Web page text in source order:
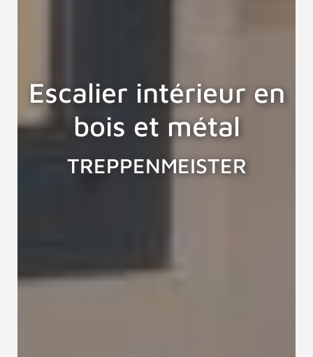
Escalier intérieur en
bois et métal
TREPPENMEISTER